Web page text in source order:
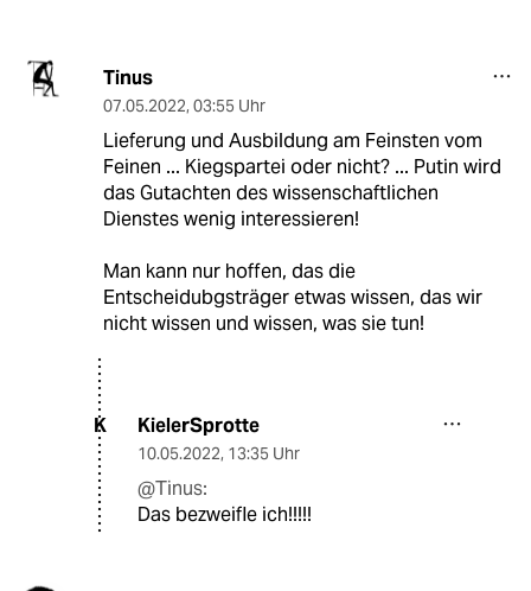
Tinus
07.05.2022, 03:55 Uhr
Lieferung und Ausbildung am Feinsten vom
Feinen ... Kiegspartei oder nicht? ... Putin wird
das Gutachten des wissenschaftlichen
Dienstes wenig interessieren!
Man kann nur hoffen, das die
Entscheidubgsträger etwas wissen, das wir
nicht wissen und wissen, was sie tun!
K KielerSprotte
10.05.2022, 13:35 Uhr
@Tinus:
Das bezweifle ich!!!!!